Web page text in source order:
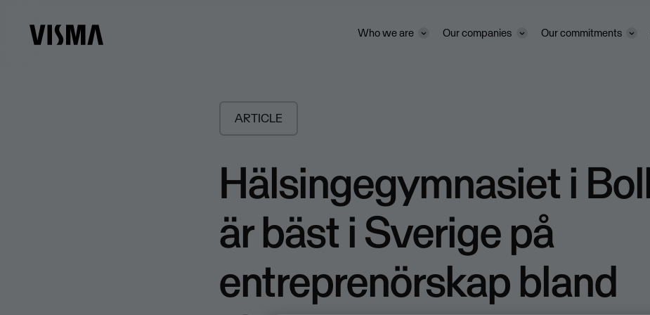
Who we are Our companies Our commitments
ARTICLE
Hälsingegymnasiet i
är bäst i Sverige på
entreprenörskap bland